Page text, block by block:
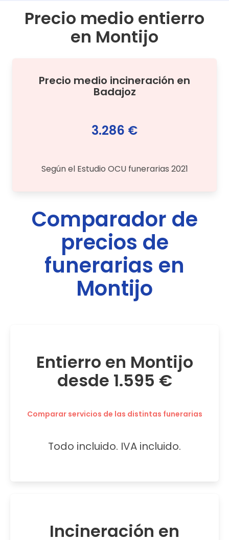
Precio medio entierro
en Montijo
Precio medio incineración en
Badajoz
3.286 €
Según el Estudio OCU funerarias 2021
Comparador de
precios de
funerarias en
Montijo
Entierro en Montijo
desde 1.595 €
Comparar servicios de las distintas funerarias
Todo incluido. IVA incluido.
Incineración en